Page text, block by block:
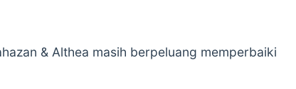
& Althea masih berpeluang memperbaiki